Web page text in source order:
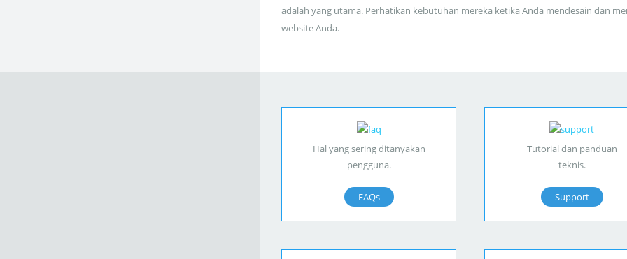
adalah yang utama. Perhatikan kebutuhan mereka ketika Anda mendesain dan
website Anda.
Hal yang sering ditanyakan
pengguna.
FAQs
Tutorial dan panduan
teknis.
Support